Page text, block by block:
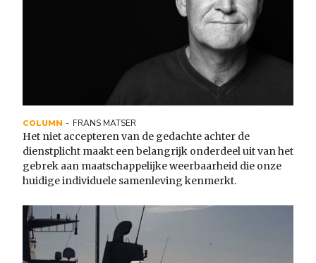
COLUMN FRANS MATSER
Het niet accepteren van de gedachte achter de
dienstplicht maakt een belangrijk onderdeel uit van het
gebrek aan maatschappelijke weerbaarheid die onze
huidige individuele samenleving kenmerkt.